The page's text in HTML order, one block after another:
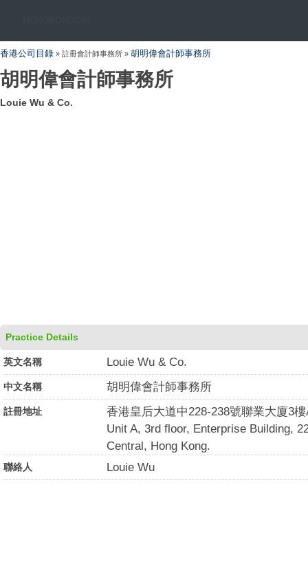
香港公司目錄 » 註冊會計師事務所 » 胡明偉會計師事務所
胡明偉會計師事務所
Louie Wu & Co.
Practice Details
英文名稱 Louie Wu & Co.
中文名稱 胡明偉會計師事務所
註冊地址
香港皇后大道中228-238號聯業大廈3
Unit A, 3rd floor, Enterprise Building,
Central, Hong Kong.
聯絡人 Louie Wu